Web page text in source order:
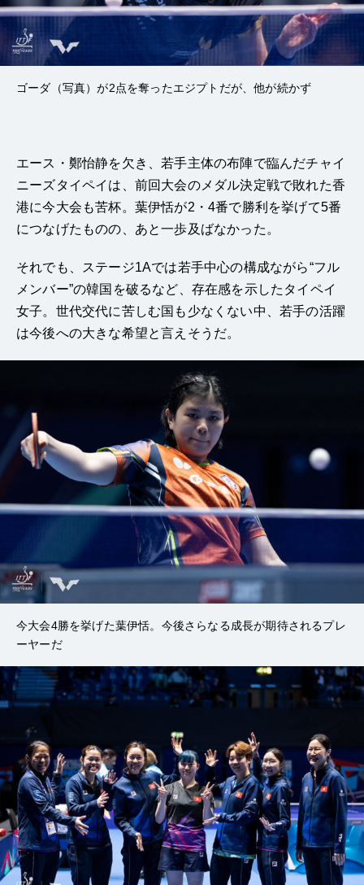
ゴーダ（写真）が2点を奪ったエジプトだが、他が続かず
エース・鄭怡静を欠き、若手主体の布陣で臨んだチャイ
ニーズタイペイは、前回大会のメダル決定戦で敗れた香
港に今大会も苦杯。葉伊恬が2・4番で勝利を挙げて5番
につなげたものの、あと一歩及ばなかった。
それでも、ステージ1Aでは若手中心の構成ながら“フル
メンバー”の韓国を破るなど、存在感を示したタイペイ
女子。世代交代に苦しむ国も少なくない中、若手の活躍
は今後への大きな希望と言えそうだ。
今大会4勝を挙げた葉伊恬。今後さらなる成長が期待されるプレ
ーヤーだ